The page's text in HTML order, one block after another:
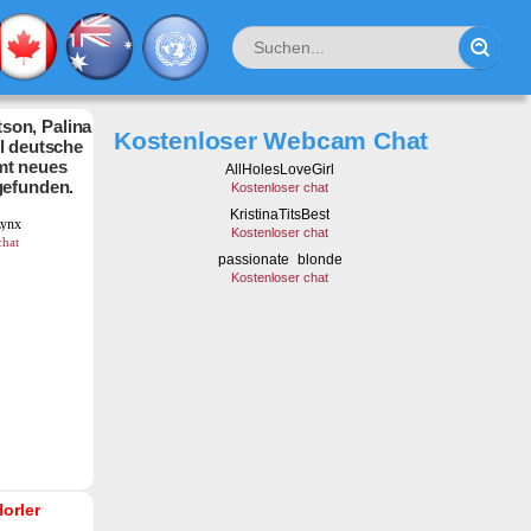
Palina
deutsche
neues
Kostenloser Webcam Chat